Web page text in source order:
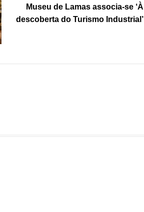
Museu de Lamas associa-se ‘À
descoberta do Turismo Industrial’